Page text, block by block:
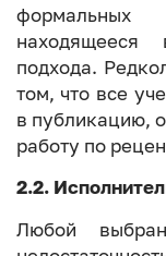
подхода.
том, что все
в публикацию,
работу по
2.2.
Любой